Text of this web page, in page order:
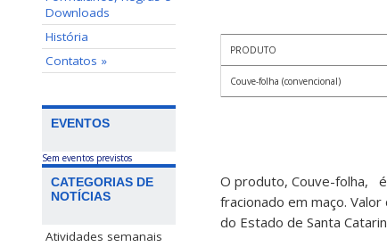
Downloads
História
Contatos »
EVENTOS
Sem eventos previstos
CATEGORIAS DE
NOTÍCIAS
Atividades semanais
PRODUTO
Couve-folha (convencional)
O produto, Couve-folha,
fracionado em maço.
do Estado de Santa